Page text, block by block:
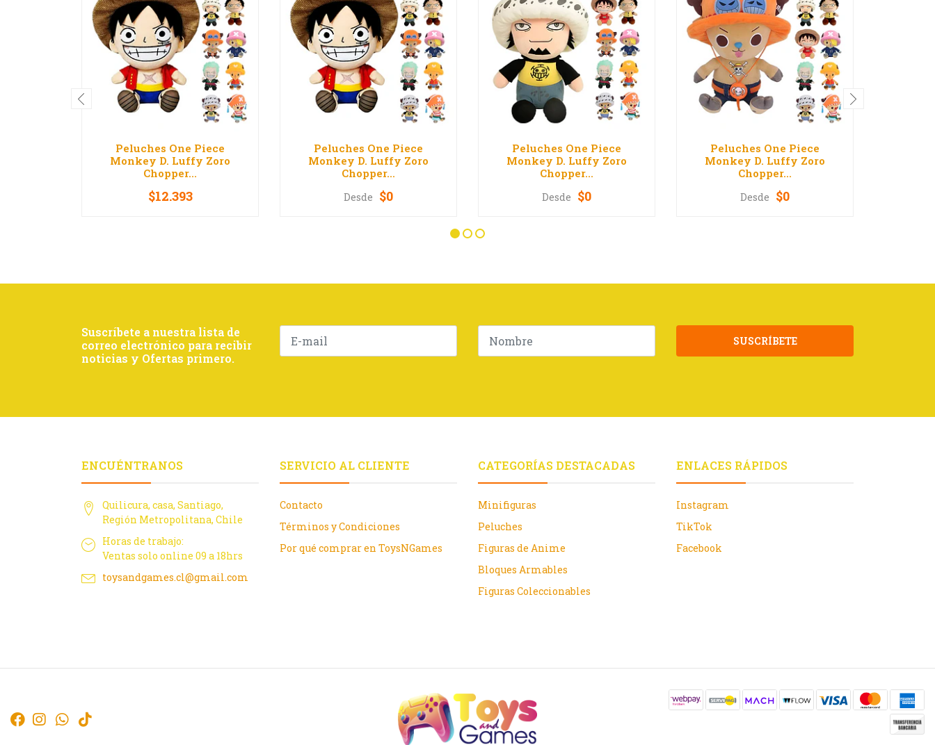
Peluches One Piece
Monkey D. Luffy Zoro
Chopper...
VER OPCIONES
$12.393
Peluches One Piece
Monkey D. Luffy Zoro
Chopper...
VER OPCIONES
Desde $0
Peluches One Piece
Monkey D. Luffy Zoro
Chopper...
VER OPCIONES
Desde $0
Peluches One Piece
Monkey D. Luffy Zoro
Chopper...
VER OPCIONES
Desde $0
Suscríbete a nuestra lista de
correo electrónico para recibir
noticias y Ofertas primero.
SUSCRÍBETE
ENCUÉNTRANOS
Quilicura, casa, Santiago,
Región Metropolitana, Chile
Horas de trabajo:
Ventas solo online 09 a 18hrs
toysandgames.cl@gmail.com
SERVICIO AL CLIENTE
Contacto
Términos y Condiciones
Por qué comprar en ToysNGames
CATEGORÍAS DESTACADAS
Minifiguras
Peluches
Figuras de Anime
Bloques Armables
Figuras Coleccionables
ENLACES RÁPIDOS
Instagram
TikTok
Facebook